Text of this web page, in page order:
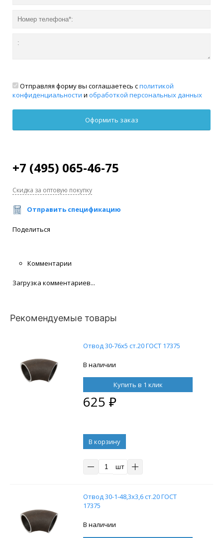
Отправляя форму вы соглашаетесь сполитикой
конфиденциальности и обработкой персональных данных
+7 (495) 065-46-75
Скидка за оптовую покупку
Отправить спецификацию
Поделиться
Комментарии
Загрузка комментариев...
Рекомендуемые товары
Отвод 30-76х5 ст.20 ГОСТ 17375
В наличии
Купить в 1 клик
625 ₽
В корзину
шт
Отвод 30-1-48,3х3,6 ст.20 ГОСТ
17375
В наличии